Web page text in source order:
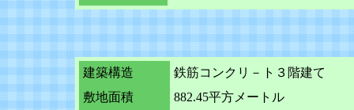
建築構造
鉄筋コンクリ－ト３階建て
敷地面積
882.45平方メートル